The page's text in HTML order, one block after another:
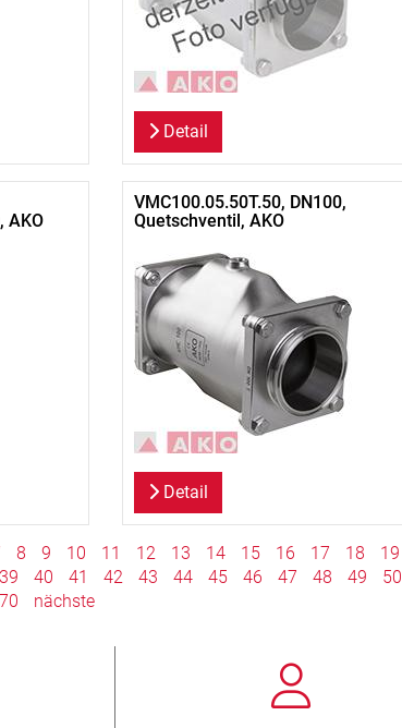
Detail
AKO
VMC100.05.50T.50, DN100,
Quetschventil, AKO
Detail
8 9 10 11 12 13 14 15 16 17 18 19
39 40 41 42 43 44 45 46 47 48 49 50
70 nächste